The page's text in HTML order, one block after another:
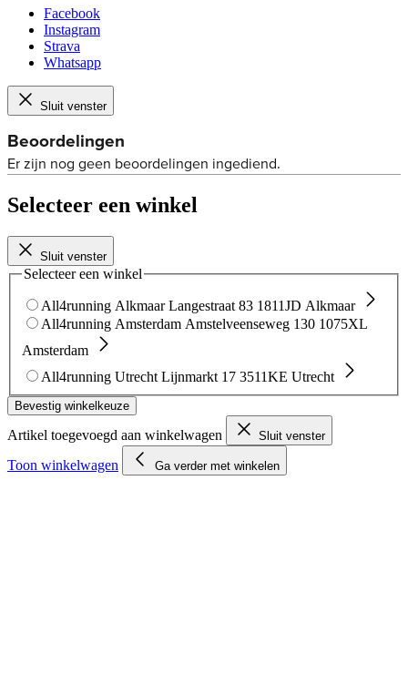
Facebook
Instagram
Strava
Whatsapp
Sluit venster
Selecteer een winkel
Sluit venster
Selecteer een winkel
All4running Alkmaar Langestraat 83 1811JD Alkmaar
All4running Amsterdam Amstelveenseweg 130 1075XL
Amsterdam
All4running Utrecht Lijnmarkt 17 3511KE Utrecht
Bevestig winkelkeuze
Artikel toegevoegd aan winkelwagen Sluit venster
Toon winkelwagen Ga verder met winkelen